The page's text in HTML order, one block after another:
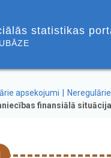
statistikas
apsekojumi
finansiālā